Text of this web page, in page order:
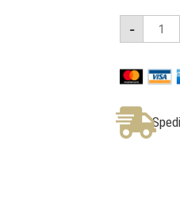
-
-
DOC
-
Cantina